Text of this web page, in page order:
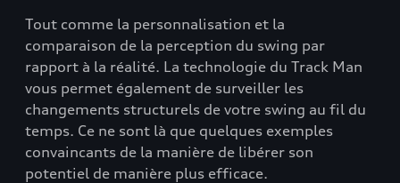
Tout comme la personnalisation et la
comparaison de la perception du swing par
rapport à la réalité. La technologie du Track Man
vous permet également de surveiller les
changements structurels de votre swing au fil du
temps. Ce ne sont là que quelques exemples
convaincants de la manière de libérer son
potentiel de manière plus efficace.